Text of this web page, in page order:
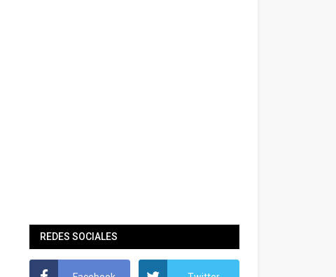
REDES SOCIALES